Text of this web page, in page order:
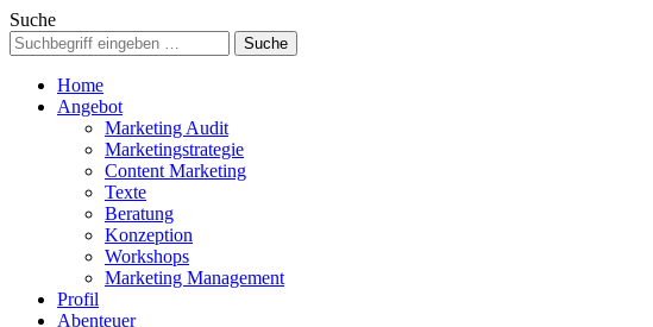
Suche
Home
Angebot
Marketing Audit
Marketingstrategie
Content Marketing
Texte
Beratung
Konzeption
Workshops
Marketing Management
Profil
Abenteuer